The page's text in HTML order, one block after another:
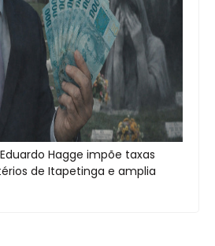
Hagge impõe taxas
de Itapetinga e amplia